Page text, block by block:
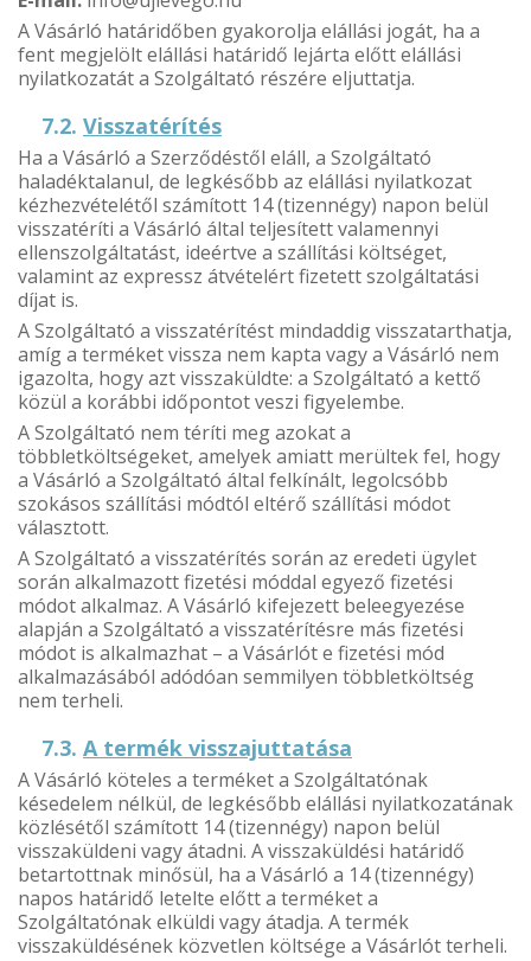
A Vásárló határidőben gyakorolja elállási jogát, ha a
fent megjelölt elállási határidő lejárta előtt elállási
nyilatkozatát a Szolgáltató részére eljuttatja.
7.2. Visszatérítés
Ha a Vásárló a Szerződéstől eláll, a Szolgáltató
haladéktalanul, de legkésőbb az elállási nyilatkozat
kézhezvételétől számított 14 (tizennégy) napon belül
visszatéríti a Vásárló által teljesített valamennyi
ellenszolgáltatást, ideértve a szállítási költséget,
valamint az expressz átvételért fizetett szolgáltatási
díjat is.
A Szolgáltató a visszatérítést mindaddig visszatarthatja,
amíg a terméket vissza nem kapta vagy a Vásárló nem
igazolta, hogy azt visszaküldte: a Szolgáltató a kettő
közül a korábbi időpontot veszi figyelembe.
A Szolgáltató nem téríti meg azokat a
többletköltségeket, amelyek amiatt merültek fel, hogy
a Vásárló a Szolgáltató által felkínált, legolcsóbb
szokásos szállítási módtól eltérő szállítási módot
választott.
A Szolgáltató a visszatérítés során az eredeti ügylet
során alkalmazott fizetési móddal egyező fizetési
módot alkalmaz. A Vásárló kifejezett beleegyezése
alapján a Szolgáltató a visszatérítésre más fizetési
módot is alkalmazhat – a Vásárlót e fizetési mód
alkalmazásából adódóan semmilyen többletköltség
nem terheli.
7.3. A termék visszajuttatása
A Vásárló köteles a terméket a Szolgáltatónak
késedelem nélkül, de legkésőbb elállási nyilatkozatának
közlésétől számított 14 (tizennégy) napon belül
visszaküldeni vagy átadni. A visszaküldési határidő
betartottnak minősül, ha a Vásárló a 14 (tizennégy)
napos határidő letelte előtt a terméket a
Szolgáltatónak elküldi vagy átadja. A termék
visszaküldésének közvetlen költsége a Vásárlót terheli.